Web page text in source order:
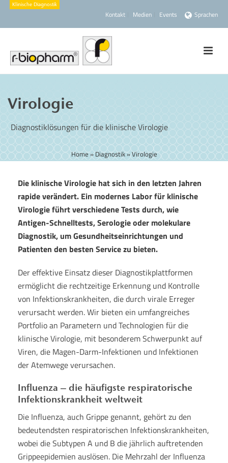
Kontakt Medien Events Sprachen
Virologie
Diagnostiklösungen für die klinische Virologie
Home»Diagnostik»Virologie
Die klinische Virologie hat sich in den letzten Jahren
rapide verändert. Ein modernes Labor für klinische
Virologie führt verschiedene Tests durch, wie
Antigen-Schnelltests, Serologie oder molekulare
Diagnostik, um Gesundheitseinrichtungen und
Patienten den besten Service zu bieten.
Der effektive Einsatz dieser Diagnostikplattformen
ermöglicht die rechtzeitige Erkennung und Kontrolle
von Infektionskrankheiten, die durch virale Erreger
verursacht werden. Wir bieten ein umfangreiches
Portfolio an Parametern und Technologien für die
klinische Virologie, mit besonderem Schwerpunkt auf
Viren, die Magen-Darm-Infektionen und Infektionen
der Atemwege verursachen.
Influenza – die häufigste respiratorische
Infektionskrankheit weltweit
Die Influenza, auch Grippe genannt, gehört zu den
bedeutendsten respiratorischen Infektionskrankheiten,
wobei die Subtypen A und B die jährlich auftretenden
Grippeepidemien auslösen. Die Mehrzahl der Influenza